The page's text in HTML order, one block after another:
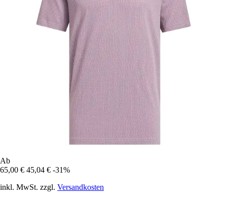
Ab
65,00 € 45,04 € -31%
inkl. MwSt. zzgl. Versandkosten